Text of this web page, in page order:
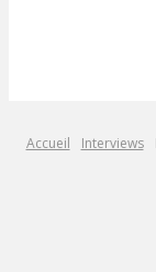
Accueil Interviews